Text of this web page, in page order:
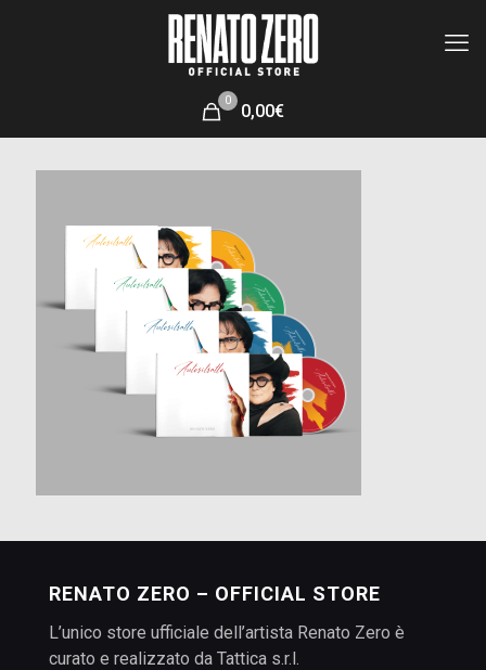
0
0,00€
RENATO ZERO – OFFICIAL STORE
L’unico store ufficiale dell’artista Renato Zero è
curato e realizzato da Tattica s.r.l.